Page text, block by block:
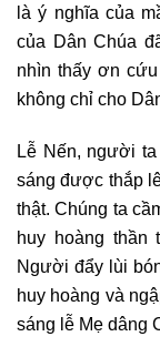
là ý nghĩa của
của Dân Chúa
nhìn thấy ơn
không chỉ cho
Lễ Nến, người
sáng được thắp
thật. Chúng ta
huy hoàng thần
Người đẩy lùi
huy hoàng và
sáng lễ Mẹ dâng